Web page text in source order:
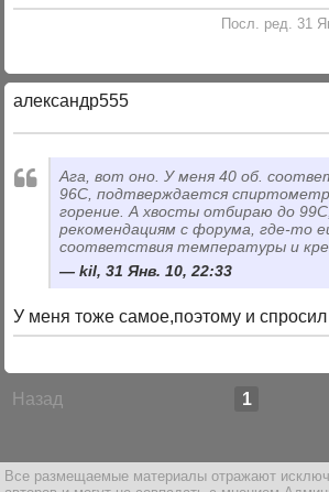
Посл. ред. 31
александр555
Ага, вот оно. У меня 40 об.
96С, подтверждается
горение. А хвосты отбираю до
рекомендациям с форума, где-то
соответствия температуры и
kil, 31 Янв. 10, 22:33
У меня тоже самое,поэтому и спросил
Назад 1
Все размещаемые материалы отражают